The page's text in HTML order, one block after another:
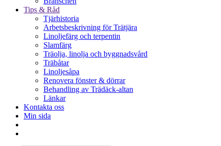
Tips & Råd
Tjärhistoria
Arbetsbeskrivning för Trätjära
Linoljefärg och terpentin
Slamfärg
Träolja, linolja och byggnadsvård
Träbåtar
Linoljesåpa
Renovera fönster & dörrar
Behandling av Trädäck-altan
Länkar
Kontakta oss
Min sida